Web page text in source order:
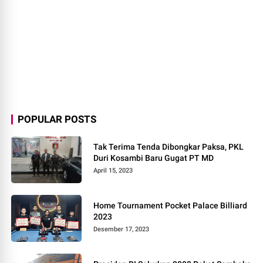
POPULAR POSTS
Tak Terima Tenda Dibongkar Paksa, PKL
Duri Kosambi Baru Gugat PT MD
April 15, 2023
Home Tournament Pocket Palace Billiard
2023
Desember 17, 2023